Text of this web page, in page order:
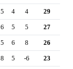
5 4 4 29
6 5 5 27
5 6 8 26
8 5 -6 23